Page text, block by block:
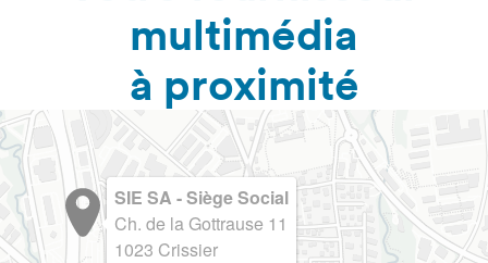
multimédia
à proximité
SIE SA - Siège Social
Ch. de la Gottrause 11
1023 Crissier